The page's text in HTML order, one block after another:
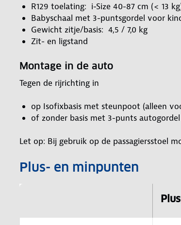
R129 toelating: i-Size 40-87 cm (< 13
Babyschaal met 3-puntsgordel voor
Gewicht zitje/basis: 4,5 / 7,0 kg
Zit- en ligstand
Montage in de auto
Tegen de rijrichting in
op Isofixbasis met steunpoot (alleen
of zonder basis met 3-punts autogordel
Let op: Bij gebruik op de passagiersstoel
Plus- en minpunten